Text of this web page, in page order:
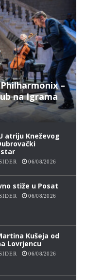
–
na Igrama
U atriju Kneževog
06/08/2026
stiže u Posat
06/08/2026
Kušeja od
Lovrjencu
06/08/2026